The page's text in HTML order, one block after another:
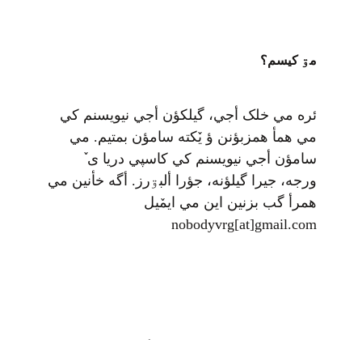
مۊ کيسم؟
ئره مي خلک أجي، گيلکؤن أجي نيويسنم کي
مي همأ همزبؤنن ؤ يٚکته سامؤن بمتيم. مي
سامؤن أجي نيويسنم کي کاسپي دريا ی ٚ
ورجه، جيرا گيلؤنه، جؤرا ألبۊرز. أگه خأنين مي
همرأ گب بزنين اين مي ايمٚیل‌ ‌
nobodyvrg[at]gmail.com